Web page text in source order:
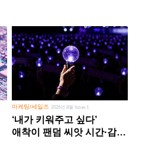
마케팅/세일즈 2026년 8월 Issue 1
‘내가 키워주고 싶다’
애착이 팬덤 씨앗 시간·감정